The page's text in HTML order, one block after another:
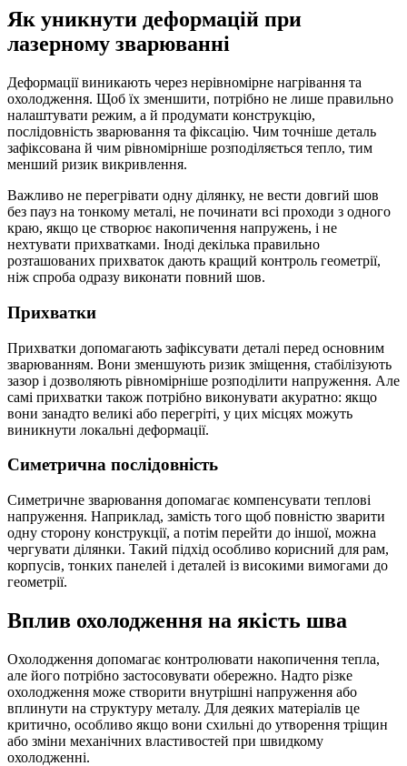
Як уникнути деформацій при
лазерному зварюванні
Деформації виникають через нерівномірне нагрівання та
охолодження. Щоб їх зменшити, потрібно не лише правильно
налаштувати режим, а й продумати конструкцію,
послідовність зварювання та фіксацію. Чим точніше деталь
зафіксована й чим рівномірніше розподіляється тепло, тим
менший ризик викривлення.
Важливо не перегрівати одну ділянку, не вести довгий шов
без пауз на тонкому металі, не починати всі проходи з одного
краю, якщо це створює накопичення напружень, і не
нехтувати прихватками. Іноді декілька правильно
розташованих прихваток дають кращий контроль геометрії,
ніж спроба одразу виконати повний шов.
Прихватки
Прихватки допомагають зафіксувати деталі перед основним
зварюванням. Вони зменшують ризик зміщення, стабілізують
зазор і дозволяють рівномірніше розподілити напруження. Але
самі прихватки також потрібно виконувати акуратно: якщо
вони занадто великі або перегріті, у цих місцях можуть
виникнути локальні деформації.
Симетрична послідовність
Симетричне зварювання допомагає компенсувати теплові
напруження. Наприклад, замість того щоб повністю зварити
одну сторону конструкції, а потім перейти до іншої, можна
чергувати ділянки. Такий підхід особливо корисний для рам,
корпусів, тонких панелей і деталей із високими вимогами до
геометрії.
Вплив охолодження на якість шва
Охолодження допомагає контролювати накопичення тепла,
але його потрібно застосовувати обережно. Надто різке
охолодження може створити внутрішні напруження або
вплинути на структуру металу. Для деяких матеріалів це
критично, особливо якщо вони схильні до утворення тріщин
або зміни механічних властивостей при швидкому
охолодженні.